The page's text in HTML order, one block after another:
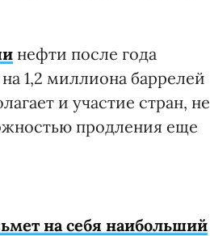
нефти после года
1,2 миллиона баррелей
и участие стран, не
продления еще
на себя наибольший